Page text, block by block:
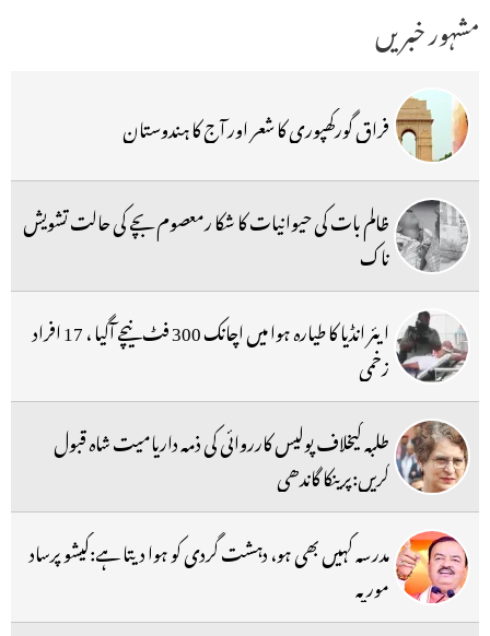
مشہور خبریں
فراق گورکھپوری کا شعر اور آج کا ہندوستان
ظالم بات کی حیوانیات کا شکا رمعصوم بچے کی حالت تشویش
ناک
ایئر انڈیا کا طیارہ ہوا میں اچانک 300 فٹ نیچے آگیا ، 17 افراد
زخمی
طلبہ کیخلاف پولیس کارروائی کی ذمہ داریامیت شاہ قبول
کریں:پرینکا گاندھی
مدرسہ کہیں بھی ہو، دہشت گردی کو ہوا دیتا ہے:کیشو پرساد
موریہ